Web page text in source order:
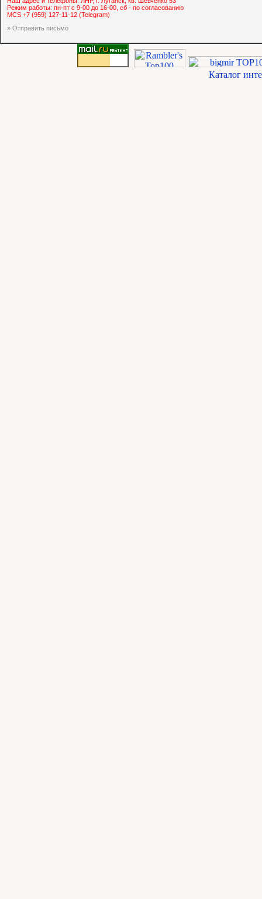
Режим работы: пн-пт с 9-00 до 16-00, сб - по согласованию
MCS +7 (959) 127-11-12 (Telegram)
» Отправить письмо
Каталог